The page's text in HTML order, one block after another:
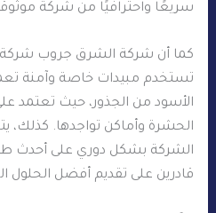
سريعًا واحترافيًا من شركة
كما أن شركة الشرق جروب شركة
تستخدم مبيدات خاصة وآمنة
الأسود من الجذور، حيث تعتمد
الحشرة وأماكن تواجدها. كذلك،
الشركة بشكل دوري على أحدث
قادرين على تقديم أفضل الحلول